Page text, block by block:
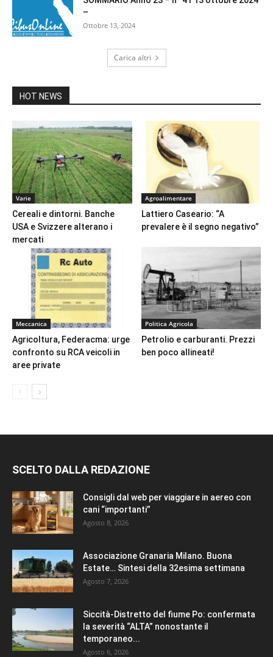
–
Ottobre 13, 2024
Carica altri
HOT NEWS
Varie
Cereali e dintorni. Banche
USA e Svizzere alterano i
mercati
Agroalimentare
Lattiero Caseario: “A
prevalere è il segno negativo”
Meccanica
Agricoltura, Federacma: urge
confronto su RCA veicoli in
aree private
Politica Agricola
Petrolio e carburanti. Prezzi
ben poco allineati!
SCELTO DALLA REDAZIONE
Consigli dal web per viaggiare in aereo con
cani “importanti”
Agosto 8, 2026
Associazione Granaria Milano. Buona
Estate… Sintesi della 32esima settimana
Agosto 7, 2026
Siccità-Distretto del fiume Po: confermata
la severità “ALTA” nonostante il
temporaneo...
Agosto 6, 2026